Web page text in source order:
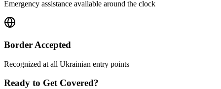
Emergency assistance available around the clock
Border Accepted
Recognized at all Ukrainian entry points
Ready to Get Covered?